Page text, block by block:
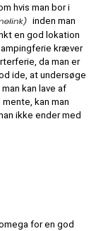
hvis man bor i
inden man
en god lokation
kræver
da man er
ide, at undersøge
kan lave af
kan man
ikke ender med
for en god